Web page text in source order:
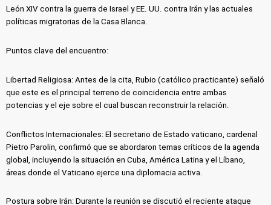
León XIV contra la guerra de Israel y EE. UU. contra Irán y las actuales
políticas migratorias de la Casa Blanca.
Puntos clave del encuentro:
Libertad Religiosa: Antes de la cita, Rubio (católico practicante) señaló
que este es el principal terreno de coincidencia entre ambas
potencias y el eje sobre el cual buscan reconstruir la relación.
Conflictos Internacionales: El secretario de Estado vaticano, cardenal
Pietro Parolin, confirmó que se abordaron temas críticos de la agenda
global, incluyendo la situación en Cuba, América Latina y el Líbano,
áreas donde el Vaticano ejerce una diplomacia activa.
Postura sobre Irán: Durante la reunión se discutió el reciente ataque